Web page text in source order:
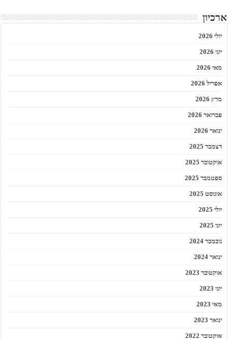
ארכיון
יולי 2026
יוני 2026
מאי 2026
אפריל 2026
מרץ 2026
פברואר 2026
ינואר 2026
דצמבר 2025
אוקטובר 2025
ספטמבר 2025
אוגוסט 2025
יולי 2025
יוני 2025
נובמבר 2024
ינואר 2024
אוקטובר 2023
יוני 2023
מאי 2023
ינואר 2023
אוקטובר 2022